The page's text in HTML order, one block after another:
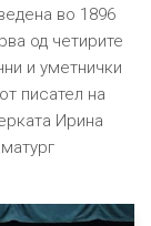
во 1896
од четирите
и уметнички
писател на
Ирина